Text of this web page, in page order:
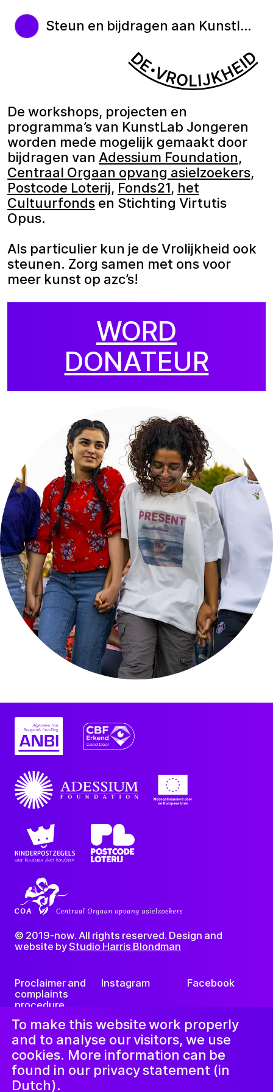
Steun en bijdragen aan Kunstlab Jongeren
De workshops, projecten en
programma’s van KunstLab Jongeren
worden mede mogelijk gemaakt door
bijdragen van Adessium Foundation,
Centraal Orgaan opvang asielzoekers,
Postcode Loterij, Fonds21, het
Cultuurfonds en Stichting Virtutis
Opus.
Als particulier kun je de Vrolijkheid ook
steunen. Zorg samen met ons voor
meer kunst op azc’s!
WORD
DONATEUR
To make this website work properly
and to analyse our visitors, we use
cookies. More information can be
found in our privacy statement (in
Dutch).
Proclaimer and
complaints
procedure
Instagram Facebook
LinkedIn Newsletter
© 2019-now. All rights reserved. Design and
website byStudio Harris Blondman